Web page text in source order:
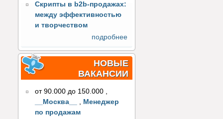
Скрипты в b2b-продажах:
между эффективностью
и творчеством
подробнее
НОВЫЕ
ВАКАНСИИ
от 90.000 до 150.000 ,
__Москва__
, Менеджер
по продажам